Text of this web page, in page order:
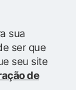
sua
ser que
seu site
de